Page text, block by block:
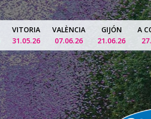
VITORIA
31.05.26
VALÈNCIA
07.06.26
GIJÓN
21.06.26
A